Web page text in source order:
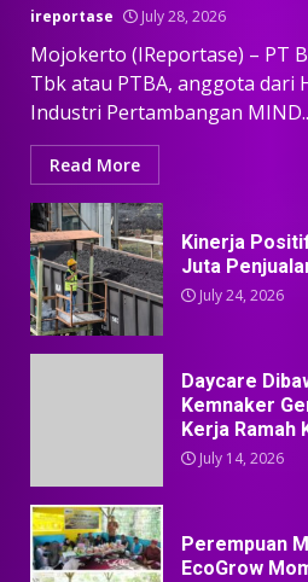
ireportase July 28, 2026
Mojokerto (IReportase) – PT
Tbk atau PTBA, anggota dari
Industri Pertambangan
Read More
Kinerja
Juta
July 24, 2026
Daycare
Kemnaker
Kerja Ramah
July 14, 2026
Perempuan
EcoGrow